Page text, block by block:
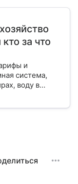
за что
и
система,
воду в
дворах.